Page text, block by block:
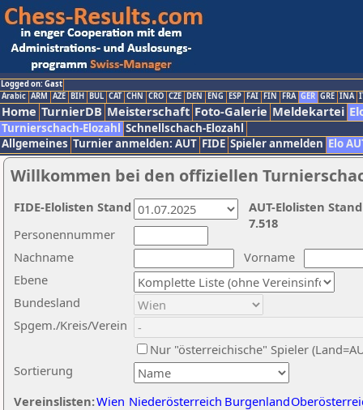
Logged on: Gast
Arabic ARM AZE BIH BUL CAT CHN CRO CZE DEN ENG ESP FAI FIN FRA GER GRE INA
Home TurnierDB Meisterschaft Foto-Galerie Meldekartei
Turnierschach-Elozahl Schnellschach-Elozahl
Allgemeines Turnier anmelden: AUT FIDE Spieler anmelden Elo
Willkommen bei den offiziellen
Nachname
Vorname
Ebene
Sortierung
Personennummer
Bundesland
Spgem./Kreis/Verein
Nur "österreichische" Spieler
Vereinslisten:Wien Niederösterreich Burgenland
AUT-Elolisten
7.518
FIDE-Elolisten Stand